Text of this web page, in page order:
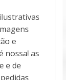
e
nossa! as
e de